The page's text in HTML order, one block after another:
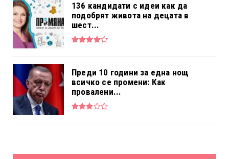
136 кандидати с идеи как да
подобрят живота на децата в
шест...
Преди 10 години за една нощ
всичко се промени: Как
провалени...